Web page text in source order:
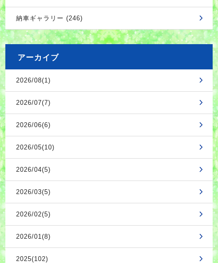
納車ギャラリー (246)
アーカイブ
2026/08(1)
2026/07(7)
2026/06(6)
2026/05(10)
2026/04(5)
2026/03(5)
2026/02(5)
2026/01(8)
2025(102)